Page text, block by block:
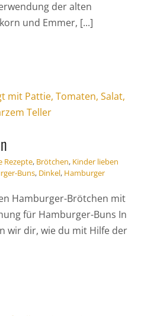
der alten
und Emmer, [...]
Rezepte, Brötchen, Kinder lieben
Buns, Dinkel, Hamburger
Hamburger-Brötchen mit
für Hamburger-Buns In
wir dir, wie du mit Hilfe der